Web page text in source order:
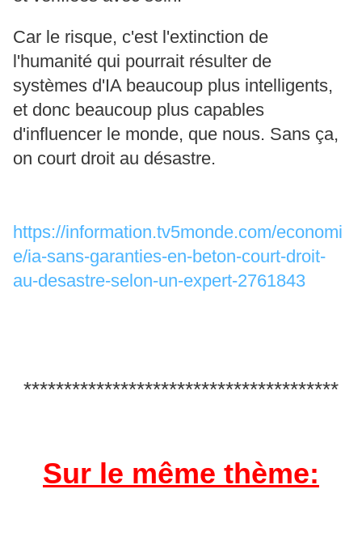
Car le risque, c'est l'extinction de
l'humanité qui pourrait résulter de
systèmes d'IA beaucoup plus intelligents,
et donc beaucoup plus capables
d'influencer le monde, que nous. Sans ça,
on court droit au désastre.
https://information.tv5monde.com/economi
e/ia-sans-garanties-en-beton-court-droit-
au-desastre-selon-un-expert-2761843
***************************************
Sur le même thème: